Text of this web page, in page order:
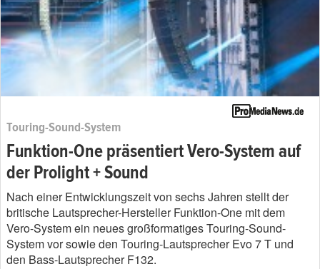
Touring-Sound-System
Funktion-One präsentiert Vero-System auf
der Prolight + Sound
Nach einer Entwicklungszeit von sechs Jahren stellt der
britische Lautsprecher-Hersteller Funktion-One mit dem
Vero-System ein neues großformatiges Touring-Sound-
System vor sowie den Touring-Lautsprecher Evo 7 T und
den Bass-Lautsprecher F132.